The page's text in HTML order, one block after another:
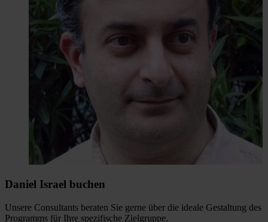
Daniel Israel buchen
Unsere Consultants beraten Sie gerne über die ideale Gestaltung des
Programms für Ihre spezifische Zielgruppe.